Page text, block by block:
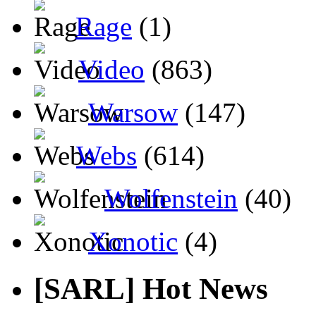
Rage (1)
Video (863)
Warsow (147)
Webs (614)
Wolfenstein (40)
Xonotic (4)
[SARL] Hot News